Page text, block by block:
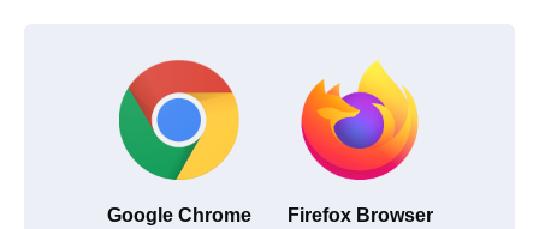
Google Chrome Firefox Browser